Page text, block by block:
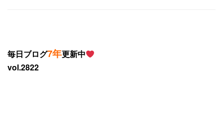
毎日ブログ7年更新中
vol.2822